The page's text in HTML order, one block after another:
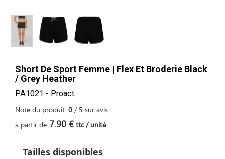
Short De Sport Femme | Flex Et Broderie Black
/ Grey Heather
PA1021 - Proact
Note du produit: 0 / 5 sur avis
à partir de 7.90 € ttc / unité
Tailles disponibles